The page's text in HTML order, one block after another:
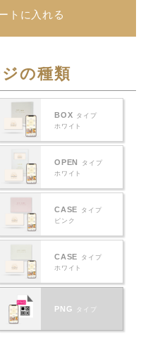
トに入れる
の種類
BOX タイプ
ホワイト
OPEN
タイプ
ホワイト
CASE
タイプ
ピンク
CASE
タイプ
ホワイト
PNG タイプ